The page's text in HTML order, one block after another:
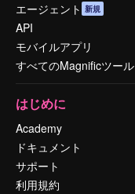
エージェント 新規
API
モバイルアプリ
すべてのMagnificツール
はじめに
Academy
ドキュメント
サポート
利用規約